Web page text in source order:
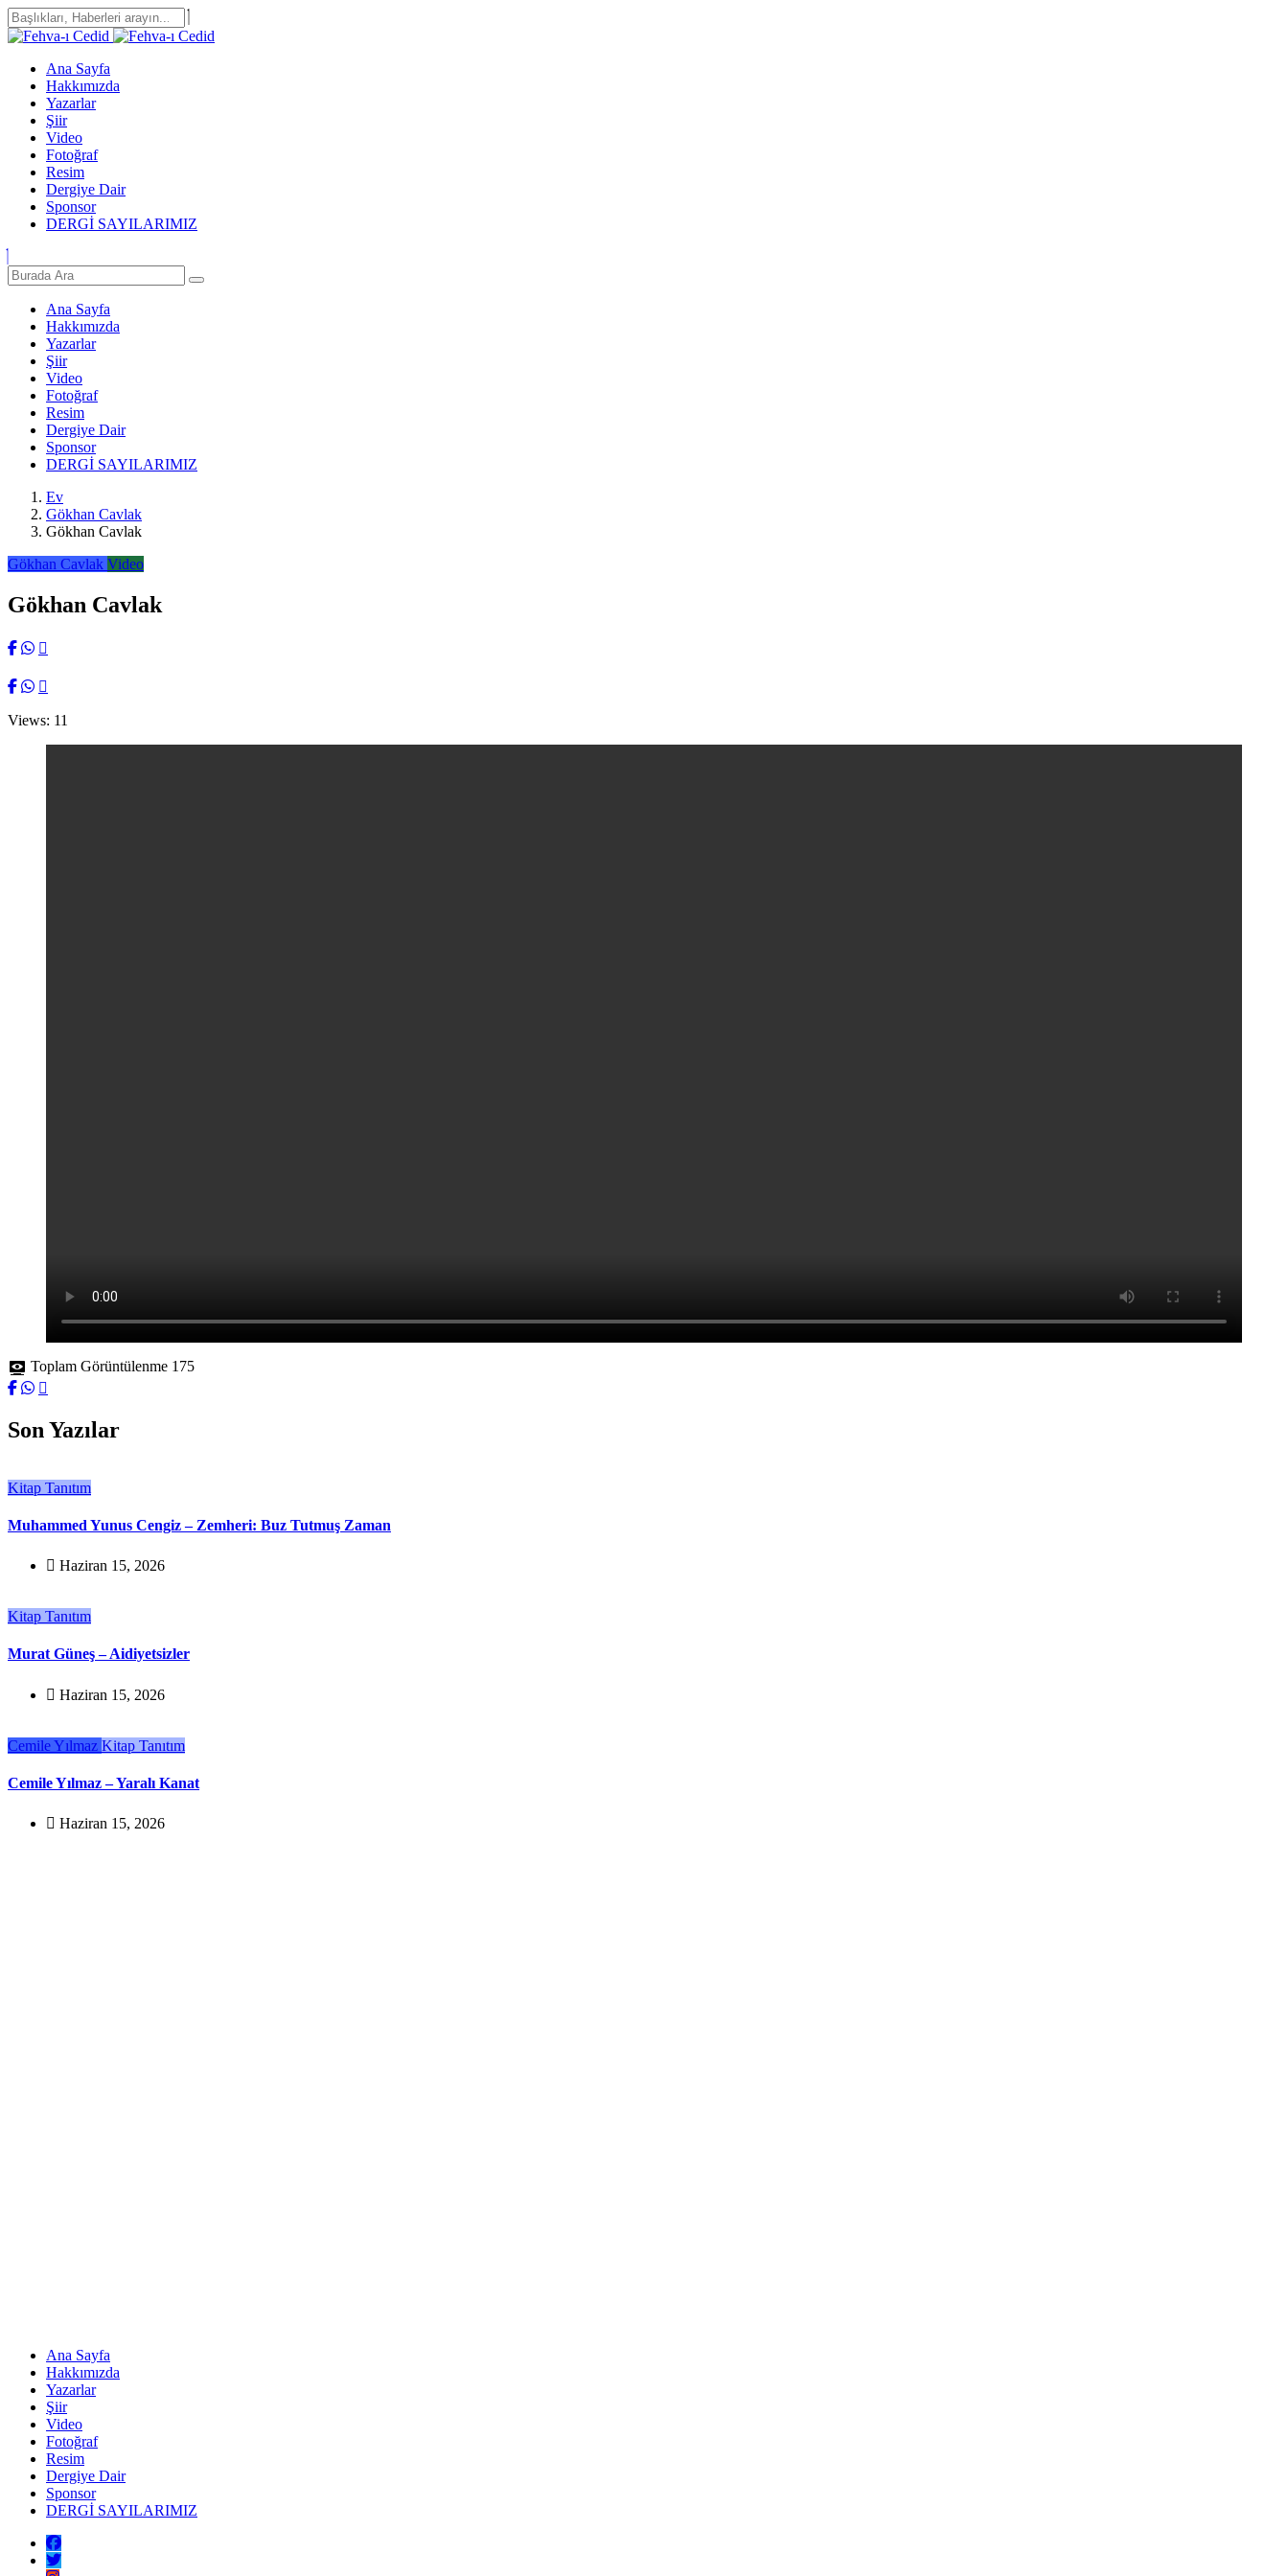
Ana Sayfa
Hakkımızda
Yazarlar
Şiir
Video
Fotoğraf
Resim
Dergiye Dair
Sponsor
DERGİ SAYILARIMIZ
Ana Sayfa
Hakkımızda
Yazarlar
Şiir
Video
Fotoğraf
Resim
Dergiye Dair
Sponsor
DERGİ SAYILARIMIZ
Ev
Gökhan Cavlak
Gökhan Cavlak
Gökhan Cavlak Video
Gökhan Cavlak
Views: 11
Toplam Görüntülenme 175
Son Yazılar
Kitap Tanıtım
Muhammed Yunus Cengiz – Zemheri: Buz Tutmuş Zaman
Haziran 15, 2026
Kitap Tanıtım
Murat Güneş – Aidiyetsizler
Haziran 15, 2026
Cemile Yılmaz Kitap Tanıtım
Cemile Yılmaz – Yaralı Kanat
Haziran 15, 2026
Ana Sayfa
Hakkımızda
Yazarlar
Şiir
Video
Fotoğraf
Resim
Dergiye Dair
Sponsor
DERGİ SAYILARIMIZ